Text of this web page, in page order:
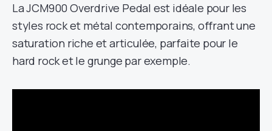
La JCM900 Overdrive Pedal est idéale pour les
styles rock et métal contemporains, offrant une
saturation riche et articulée, parfaite pour le
hard rock et le grunge par exemple.